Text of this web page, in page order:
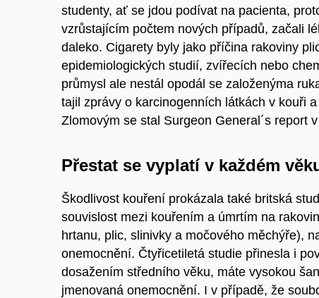
studenty, ať se jdou podívat na pacienta,
vzrůstajícím počtem nových případů, začali
daleko. Cigarety byly jako příčina rakoviny
epidemiologických studií, zvířecích nebo
průmysl ale nestál opodál se založenýma
tajil zprávy o karcinogenních látkách v kouři
Zlomovým se stal Surgeon General´s report
Přestat se vyplatí v každém
Škodlivost kouření prokázala také britská
souvislost mezi kouřením a úmrtím na
hrtanu, plic, slinivky a močového měchýře),
onemocnění. Čtyřicetiletá studie přinesla i
dosažením středního věku, máte vysokou
jmenovaná onemocnění. I v případě, že